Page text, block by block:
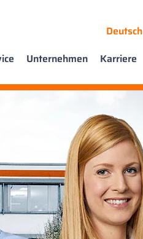
Deutsch
Unternehmen Karriere